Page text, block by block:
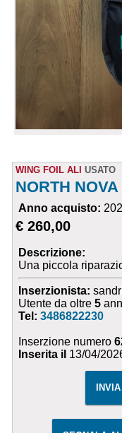
WING FOIL ALI USATO
NORTH NOVA
Anno acquisto:
€ 260,00
Descrizione:
Una piccola
Inserzionista:
Utente da oltre5
Tel:3486822230
Inserzione numero
Inserita il 13/04/